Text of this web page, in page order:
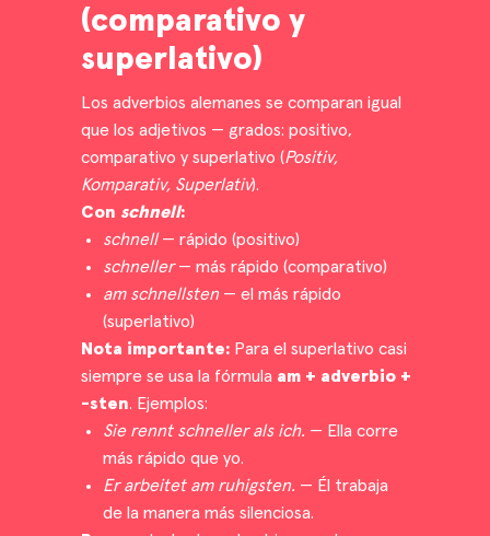
Los adverbios alemanes se comparan igual
que los adjetivos — grados: positivo,
comparativo y superlativo (Positiv,
Komparativ, Superlativ).
Con schnell:
schnell— rápido (positivo)
schneller— más rápido (comparativo)
am schnellsten— el más rápido
(superlativo)
Nota importante: Para el superlativo casi
siempre se usa la fórmula am + adverbio +
-sten. Ejemplos:
Sie rennt schneller als ich. — Ella corre
más rápido que yo.
Er arbeitet am ruhigsten. — Él trabaja
de la manera más silenciosa.
(comparativo y
superlativo)